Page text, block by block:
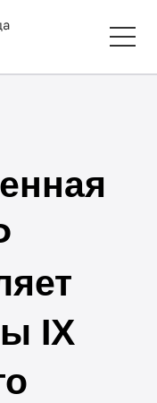
IX